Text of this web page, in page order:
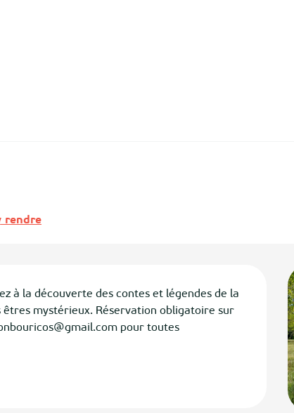
rendre
à la découverte des contes et légendes de la
êtres mystérieux. Réservation obligatoire sur
pour toutes